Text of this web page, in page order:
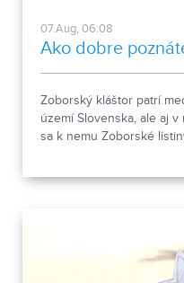
07.Aug, 06:08
Ako dobre
Zoborský kláštor patrí
území Slovenska, ale aj
sa k nemu Zoborské